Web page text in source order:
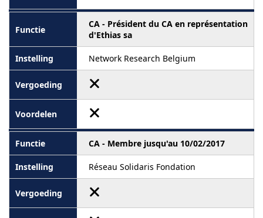
CA - Président du CA en représentation
d'Ethias sa
Network Research Belgium
CA - Membre jusqu'au 10/02/2017
Réseau Solidaris Fondation